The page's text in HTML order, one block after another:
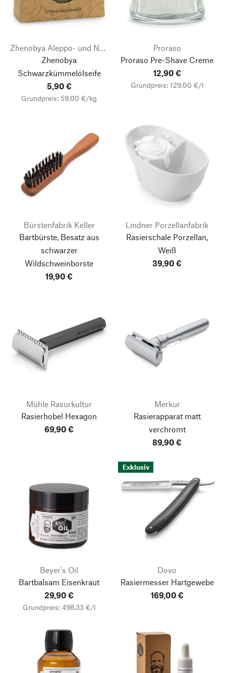
Zhenobya Aleppo- und Naturseifen
Zhenobya
Schwarzkümmelölseife
5,90 €
Grundpreis: 59,00 €/kg
Proraso
Proraso Pre-Shave Creme
12,90 €
Grundpreis: 129,00 €/l
Bürstenfabrik Keller
Bartbürste, Besatz aus
schwarzer
Wildschweinborste
19,90 €
Lindner Porzellanfabrik
Rasierschale Porzellan,
Weiß
39,90 €
Mühle Rasurkultur
Rasierhobel Hexagon
69,90 €
Merkur
Rasierapparat matt
verchromt
89,90 €
Beyer's Oil
Bartbalsam Eisenkraut
29,90 €
Grundpreis: 498,33 €/l
Exklusiv
Dovo
Rasiermesser Hartgewebe
169,00 €